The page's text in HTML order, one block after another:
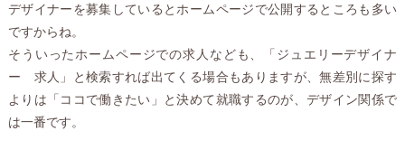
デザイナーを募集しているとホームページで公開するところも多い
ですからね。
そういったホームページでの求人なども、「ジュエリーデザイナ
ー 求人」と検索すれば出てくる場合もありますが、無差別に探す
よりは「ココで働きたい」と決めて就職するのが、デザイン関係で
は一番です。